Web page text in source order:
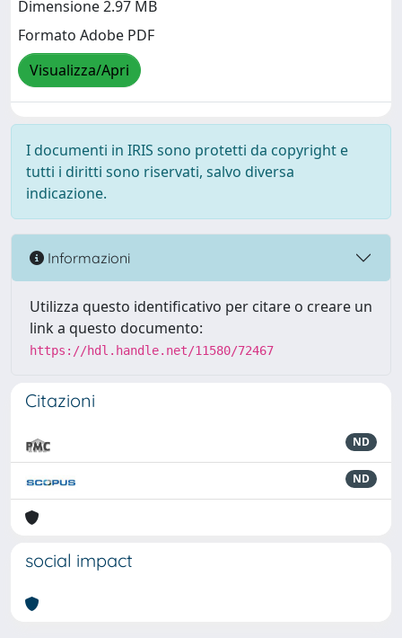
Dimensione 2.97 MB
Formato Adobe PDF
Visualizza/Apri
I documenti in IRIS sono protetti da copyright e
tutti i diritti sono riservati, salvo diversa
indicazione.
Informazioni
Utilizza questo identificativo per citare o creare un
link a questo documento:
https://hdl.handle.net/11580/72467
Citazioni
ND
ND
social impact